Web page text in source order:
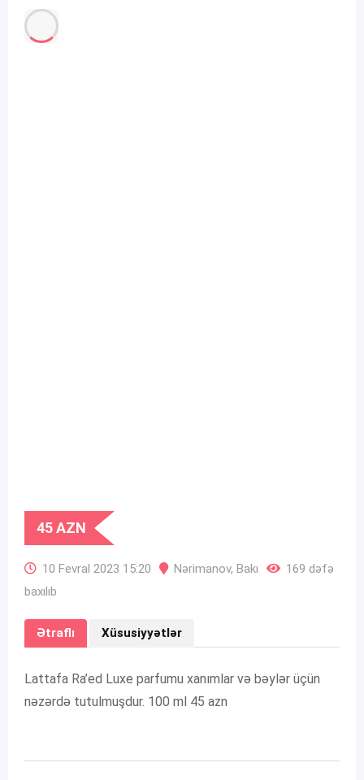
45AZN
10 Fevral 2023 15:20 Nərimanov, Bakı
169 dəfə
baxılıb
Ətraflı Xüsusiyyətlər
Lattafa Ra’ed Luxe parfumu xanımlar və bəylər üçün
nəzərdə tutulmuşdur. 100 ml 45 azn